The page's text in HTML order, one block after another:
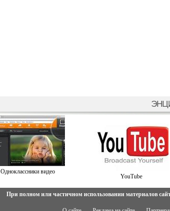
Одноклассники видео
YouTube
При полном или частичном использовании материалов